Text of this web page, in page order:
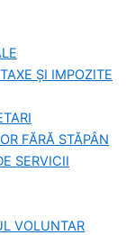
ȘI IMPOZITE
FĂRĂ STĂPÂN
SERVICII
VOLUNTAR